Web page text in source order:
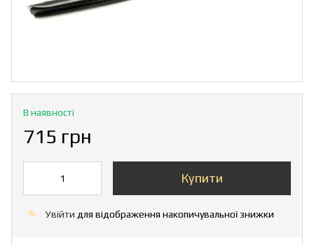
В наявності
715 грн
Купити
% Увійти для відображення накопичувальної знижки